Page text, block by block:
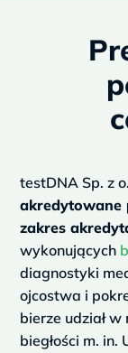
testDNA Sp. z
akredytowane
zakres
wykonujących
diagnostyki
ojcostwa i
bierze udział
biegłości m.